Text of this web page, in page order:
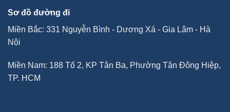
Sơ đồ đường đi
Miền Bắc: 331 Nguyễn Bình - Dương Xá - Gia Lâm - Hà
Nội
Miền Nam: 188 Tổ 2, KP Tân Ba, Phường Tân Đông Hiệp,
TP. HCM